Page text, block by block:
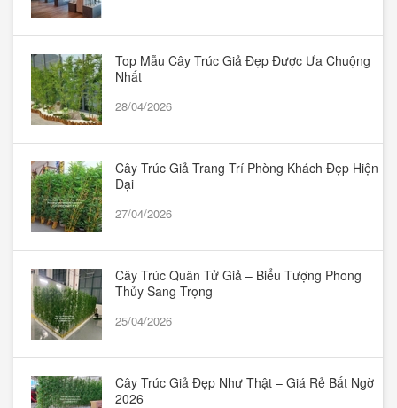
Top Mẫu Cây Trúc Giả Đẹp Được Ưa Chuộng
Nhất
28/04/2026
Cây Trúc Giả Trang Trí Phòng Khách Đẹp Hiện
Đại
27/04/2026
Cây Trúc Quân Tử Giả – Biểu Tượng Phong
Thủy Sang Trọng
25/04/2026
Cây Trúc Giả Đẹp Như Thật – Giá Rẻ Bất Ngờ
2026